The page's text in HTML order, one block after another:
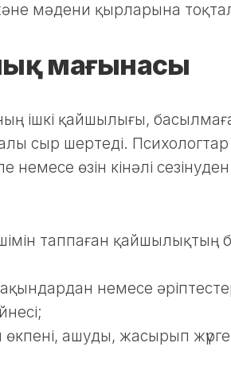
мәдени қырларына
мағынасы
ішкі қайшылығы,
сыр шертеді. Психологтар
немесе өзін кінәлі
таппаған қайшылықтың
немесе
ашуды, жасырып